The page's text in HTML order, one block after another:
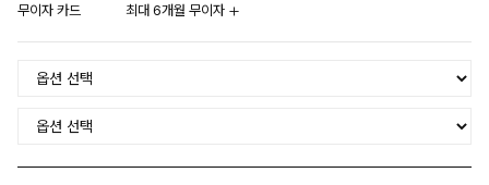
무이자 카드 최대 6개월 무이자